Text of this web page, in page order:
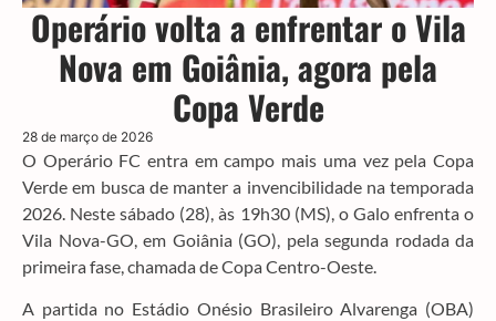
Operário volta a enfrentar o Vila
Nova em Goiânia, agora pela
Copa Verde
28 de março de 2026
O Operário FC entra em campo mais uma vez pela Copa
Verde em busca de manter a invencibilidade na temporada
2026. Neste sábado (28), às 19h30 (MS), o Galo enfrenta o
Vila Nova-GO, em Goiânia (GO), pela segunda rodada da
primeira fase, chamada de Copa Centro-Oeste.
A partida no Estádio Onésio Brasileiro Alvarenga (OBA)